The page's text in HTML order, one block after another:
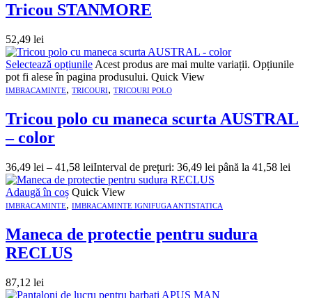
Tricou STANMORE
52,49 lei
Selectează opțiunile Acest produs are mai multe variații. Opțiunile
pot fi alese în pagina produsului. Quick View
IMBRACAMINTE, TRICOURI, TRICOURI POLO
Tricou polo cu maneca scurta AUSTRAL
– color
36,49 lei – 41,58 leiInterval de prețuri: 36,49 lei până la 41,58 lei
Adaugă în coș Quick View
IMBRACAMINTE, IMBRACAMINTE IGNIFUGA ANTISTATICA
Maneca de protectie pentru sudura
RECLUS
87,12 lei